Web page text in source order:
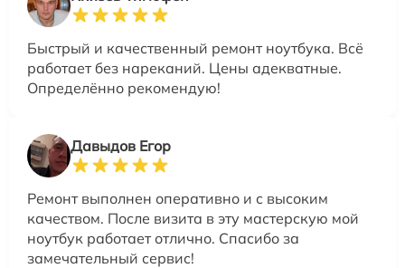
Быстрый и качественный ремонт ноутбука. Всё
работает без нареканий. Цены адекватные.
Определённо рекомендую!
Давыдов Егор
Ремонт выполнен оперативно и с высоким
качеством. После визита в эту мастерскую мой
ноутбук работает отлично. Спасибо за
замечательный сервис!